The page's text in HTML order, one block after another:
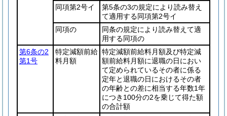
同項第2号イ
第5条の3の規定により読み替え
て適用する同項第2号イ
同項の
同条の規定により読み替えて適
用する同項の
第6条の2
第1号
特定減額前給
料月額
特定減額前給料月額及び特定減
額前給料月額に退職の日におい
て定められているその者に係る
定年と退職の日におけるその者
の年齢との差に相当する年数1年
につき100分の2を乗じて得た額
の合計額